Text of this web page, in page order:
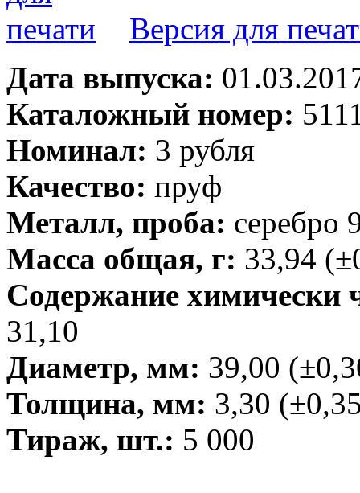
Версия для
Дата выпуска:
Каталожный номер:
Номинал: 3 рубля
Качество: пруф
Металл, проба: серебро
Масса общая, г: 33,94
Содержание химически
31,10
Диаметр, мм: 39,00
Толщина, мм: 3,30
Тираж, шт.: 5 000